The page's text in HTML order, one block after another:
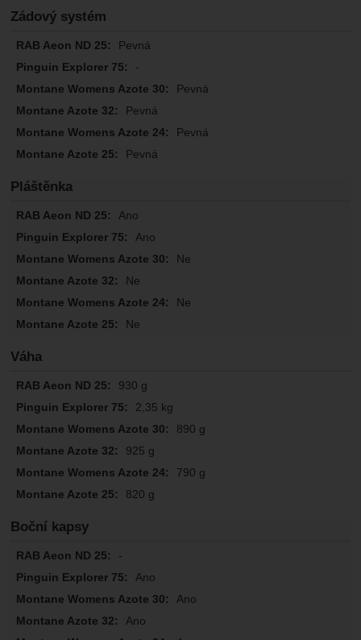
Zádový systém
Pevná
-
Pevná
Pevná
Pevná
Pevná
Pláštěnka
Ano
Ano
Ne
Ne
Ne
Ne
Váha
930 g
2,35 kg
890 g
925 g
790 g
820 g
Boční kapsy
-
Ano
Ano
Ano